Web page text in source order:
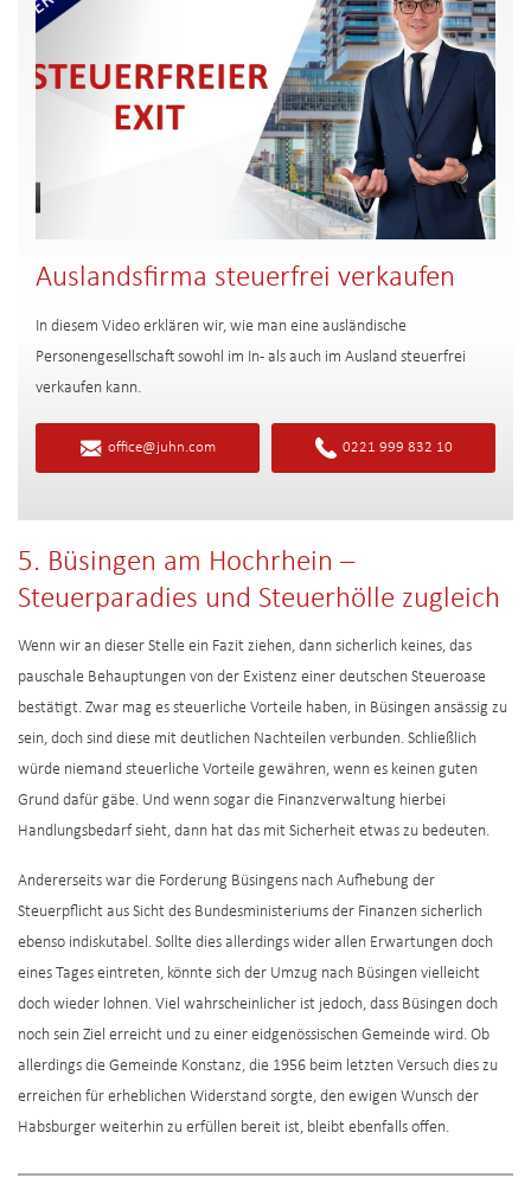
Auslandsfirma steuerfrei verkaufen
In diesem Video erklären wir, wie man eine ausländische
Personengesellschaft sowohl im In- als auch im Ausland steuerfrei
verkaufen kann.
office@juhn.com 0221 999 832 10
5. Büsingen am Hochrhein –
Steuerparadies und Steuerhölle zugleich
Wenn wir an dieser Stelle ein Fazit ziehen, dann sicherlich keines, das
pauschale Behauptungen von der Existenz einer deutschen Steueroase
bestätigt. Zwar mag es steuerliche Vorteile haben, in Büsingen ansässig zu
sein, doch sind diese mit deutlichen Nachteilen verbunden. Schließlich
würde niemand steuerliche Vorteile gewähren, wenn es keinen guten
Grund dafür gäbe. Und wenn sogar die Finanzverwaltung hierbei
Handlungsbedarf sieht, dann hat das mit Sicherheit etwas zu bedeuten.
Andererseits war die Forderung Büsingens nach Aufhebung der
Steuerpflicht aus Sicht des Bundesministeriums der Finanzen sicherlich
ebenso indiskutabel. Sollte dies allerdings wider allen Erwartungen doch
eines Tages eintreten, könnte sich der Umzug nach Büsingen vielleicht
doch wieder lohnen. Viel wahrscheinlicher ist jedoch, dass Büsingen doch
noch sein Ziel erreicht und zu einer eidgenössischen Gemeinde wird. Ob
allerdings die Gemeinde Konstanz, die 1956 beim letzten Versuch dies zu
erreichen für erheblichen Widerstand sorgte, den ewigen Wunsch der
Habsburger weiterhin zu erfüllen bereit ist, bleibt ebenfalls offen.